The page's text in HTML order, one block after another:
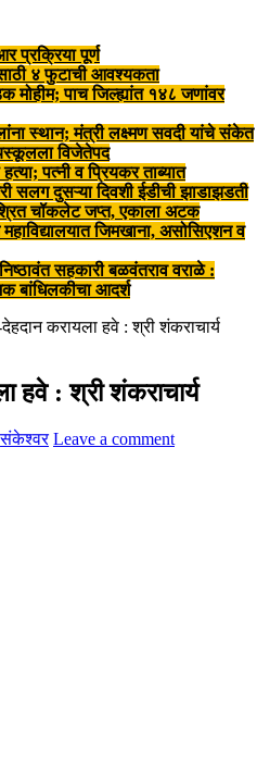
प्रक्रिया पूर्ण
४ फुटाची आवश्यकता
मोहीम; पाच जिल्ह्यांत १४८ जणांवर
स्थान; मंत्री लक्ष्मण सवदी यांचे संकेत
विजेतेपद
पत्नी व प्रियकर ताब्यात
सलग दुसऱ्या दिवशी ईडीची झाडाझडती
चॉकलेट जप्त, एकाला अटक
जिमखाना, असोसिएशन व
सहकारी बळवंतराव वराळे :
बांधिलकीचा आदर्श
करायला हवे : श्री शंकराचार्य
हवे : श्री शंकराचार्य
संकेश्वर Leave a comment